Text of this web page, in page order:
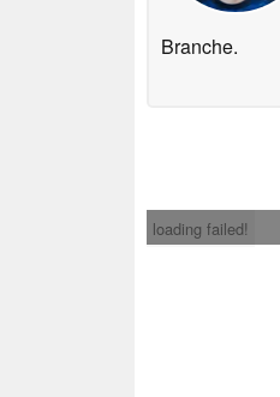
Branche.
loading failed!